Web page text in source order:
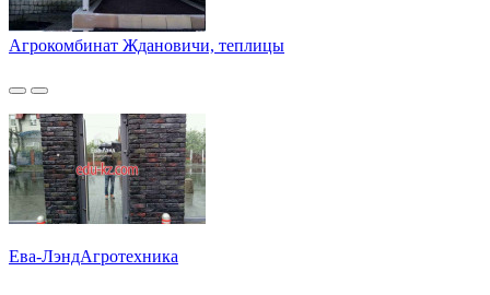
Агрокомбинат Ждановичи, теплицы
Ева-ЛэндАгротехника